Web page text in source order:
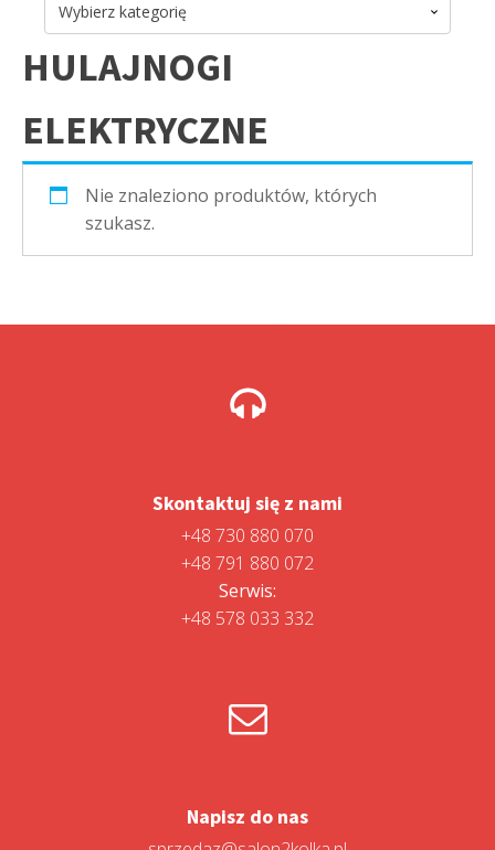
Wybierz kategorię
HULAJNOGI
ELEKTRYCZNE
Nie znaleziono produktów, których
szukasz.
Skontaktuj się z nami
+48 730 880 070
+48 791 880 072
Serwis:
+48 578 033 332
Napisz do nas